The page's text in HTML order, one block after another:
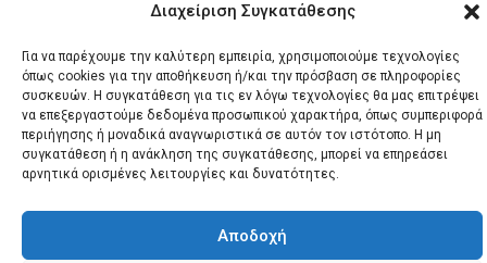
Διαχείριση Συγκατάθεσης
Για να παρέχουμε την καλύτερη εμπειρία, χρησιμοποιούμε τεχνολογίες
όπως cookies για την αποθήκευση ή/και την πρόσβαση σε πληροφορίες
συσκευών. Η συγκατάθεση για τις εν λόγω τεχνολογίες θα μας επιτρέψει
να επεξεργαστούμε δεδομένα προσωπικού χαρακτήρα, όπως συμπεριφορά
περιήγησης ή μοναδικά αναγνωριστικά σε αυτόν τον ιστότοπο. Η μη
συγκατάθεση ή η ανάκληση της συγκατάθεσης, μπορεί να επηρεάσει
αρνητικά ορισμένες λειτουργίες και δυνατότητες.
Αποδοχή
© 2026 Santonews - Όλα
τα δικαιώματα